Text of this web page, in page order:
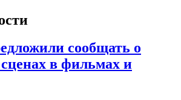
сообщать о
в фильмах и